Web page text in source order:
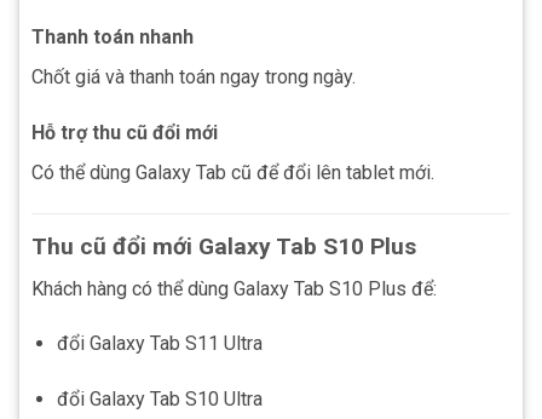
Thanh toán nhanh
Chốt giá và thanh toán ngay trong ngày.
Hỗ trợ thu cũ đổi mới
Có thể dùng Galaxy Tab cũ để đổi lên tablet mới.
Thu cũ đổi mới Galaxy Tab S10 Plus
Khách hàng có thể dùng Galaxy Tab S10 Plus để:
đổi Galaxy Tab S11 Ultra
đổi Galaxy Tab S10 Ultra